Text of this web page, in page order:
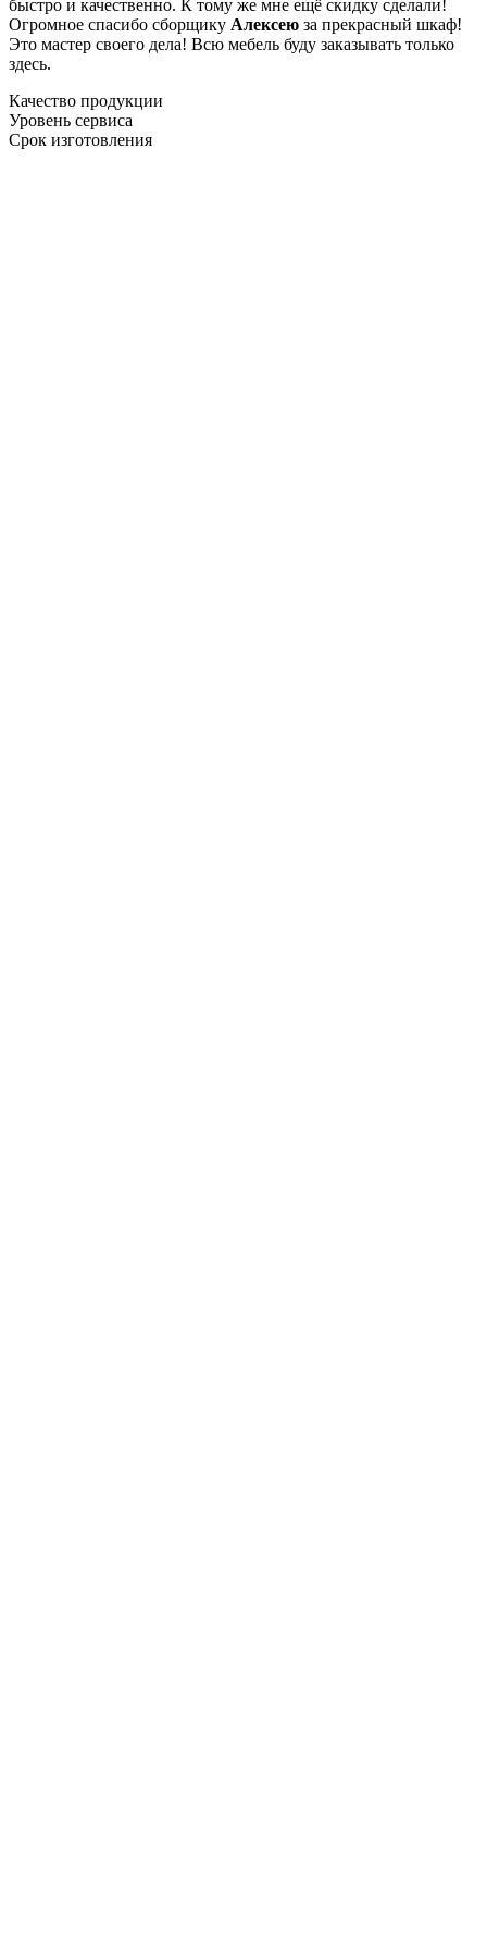
быстро и качественно. К тому же мне ещё скидку сделали!
Огромное спасибо сборщику Алексею за прекрасный шкаф!
Это мастер своего дела! Всю мебель буду заказывать только
здесь.
Качество продукции
Уровень сервиса
Срок изготовления